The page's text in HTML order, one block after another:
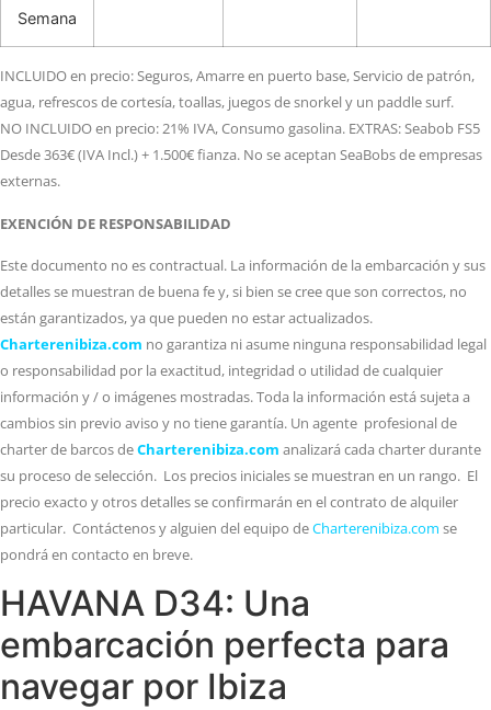
Semana
INCLUIDO en precio: Seguros, Amarre en puerto base, Servicio de patrón,
agua, refrescos de cortesía, toallas, juegos de snorkel y un paddle surf.
NO INCLUIDO en precio: 21% IVA, Consumo gasolina. EXTRAS: Seabob FS5
Desde 363€ (IVA Incl.) + 1.500€ fianza. No se aceptan SeaBobs de empresas
externas.
EXENCIÓN DE RESPONSABILIDAD
Este documento no es contractual. La información de la embarcación y sus
detalles se muestran de buena fe y, si bien se cree que son correctos, no
están garantizados, ya que pueden no estar actualizados.
Charterenibiza.com no garantiza ni asume ninguna responsabilidad legal
o responsabilidad por la exactitud, integridad o utilidad de cualquier
información y / o imágenes mostradas. Toda la información está sujeta a
cambios sin previo aviso y no tiene garantía. Un agente profesional de
charter de barcos deCharterenibiza.com analizará cada charter durante
su proceso de selección. Los precios iniciales se muestran en un rango. El
precio exacto y otros detalles se confirmarán en el contrato de alquiler
particular. Contáctenos y alguien del equipo deCharterenibiza.com se
pondrá en contacto en breve.
HAVANA D34: Una
embarcación perfecta para
navegar por Ibiza